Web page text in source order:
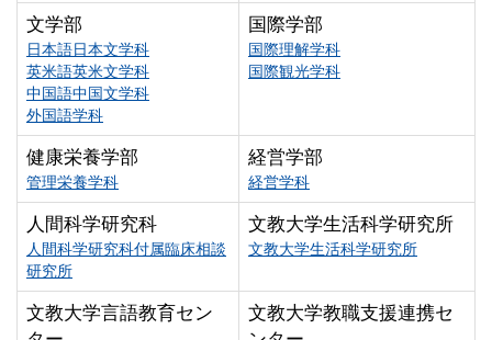
文学部
日本語日本文学科
英米語英米文学科
中国語中国文学科
外国語学科
国際学部
国際理解学科
国際観光学科
健康栄養学部
管理栄養学科
経営学部
経営学科
人間科学研究科
人間科学研究科付属臨床相談
研究所
文教大学生活科学研究所
文教大学生活科学研究所
文教大学言語教育セン
文教大学教職支援連携セ